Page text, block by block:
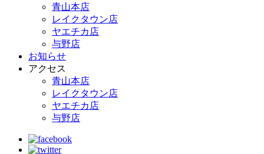
青山本店
レイクタウン店
ヤエチカ店
与野店
お知らせ
アクセス
青山本店
レイクタウン店
ヤエチカ店
与野店